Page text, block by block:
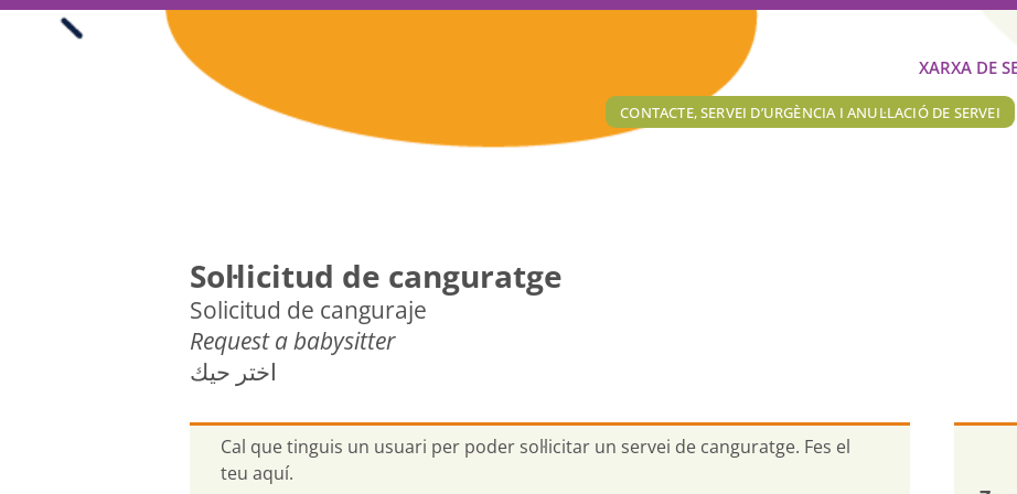
Skip
XARXA DE
CONTACTE, SERVEI D’URGÈNCIA I ANUL·LACIÓ DE SERVEI
Sol·licitud de canguratge
Solicitud de canguraje
Request a babysitter
اختر حيك
Cal que tinguis un usuari per poder sol·licitar un servei de canguratge. Fes el
teu aquí.